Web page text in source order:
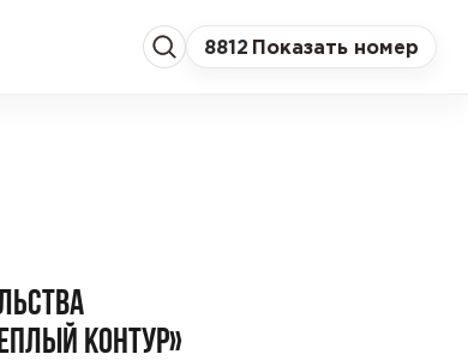
8812 Показать номер
КОНТУР»